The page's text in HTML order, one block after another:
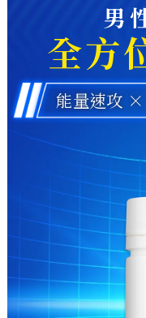
男
全方
能量速攻